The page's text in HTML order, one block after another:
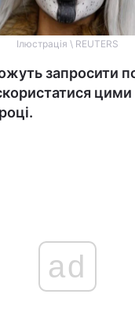
Ілюстрація \ REUTERS
запросити
цими
ad